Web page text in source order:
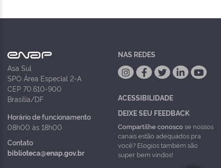
Asa Sul
SPO Área Especial 2-A
CEP 70.610-900
Brasília/DF
Horário de funcionamento
08h00 às 18h00
Contato
biblioteca@enap.gov.br
NAS REDES
ACESSIBILIDADE
DEIXE SEU FEEDBACK
Compartilhe conoscose nossos
canais estão adequados pra
você? Elogios também são
super bem vindos!